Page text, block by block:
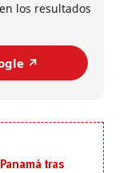
los resultados
↗️
tras